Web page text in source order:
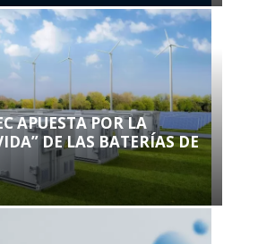
APUESTA POR LA
DE LAS BATERÍAS DE